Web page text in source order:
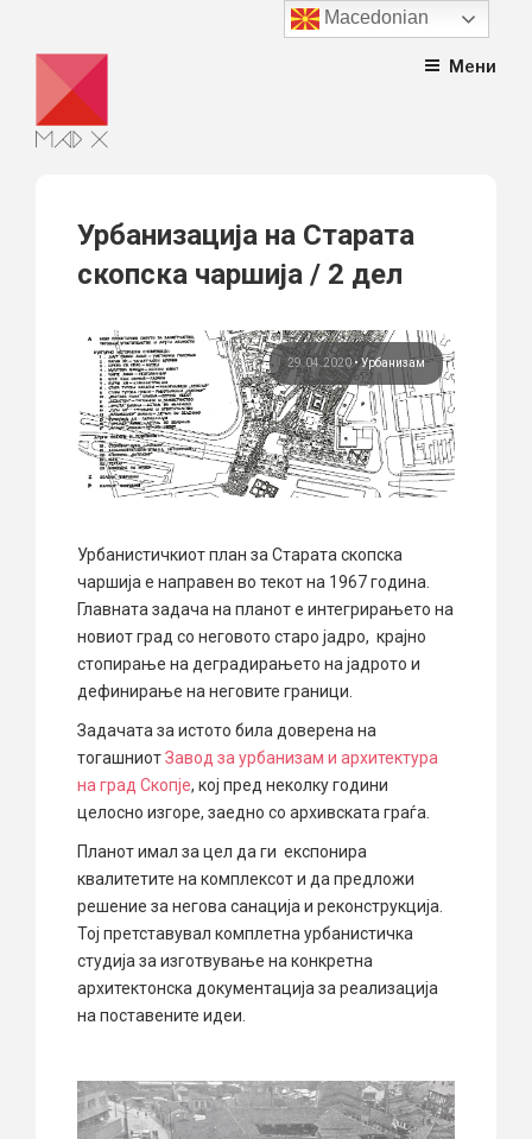
content
Мени
Урбанизација на Старата
скопска чаршија / 2 дел
29.04.2020•Урбанизам
Урбанистичкиот план за Старата скопска
чаршија е направен во текот на 1967 година.
Главната задача на планот е интегрирањето на
новиот град со неговото старо јадро, крајно
стопирање на деградирањето на јадрото и
дефинирање на неговите граници.
Задачата за истото била доверена на
тогашниотЗавод за урбанизам и архитектура
на град Скопје, кој пред неколку години
целосно изгоре, заедно со архивската граѓа.
Планот имал за цел да ги експонира
квалитетите на комплексот и да предложи
решение за негова санација и реконструкција.
Тој претставувал комплетна урбанистичка
студија за изготвување на конкретна
архитектонска документација за реализација
на поставените идеи.
Macedonian